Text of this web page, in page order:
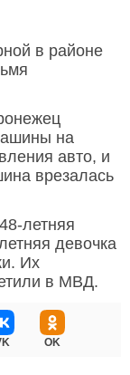
в районе
на
авто, и
врезалась
летняя
девочка
Их
в МВД.
OK